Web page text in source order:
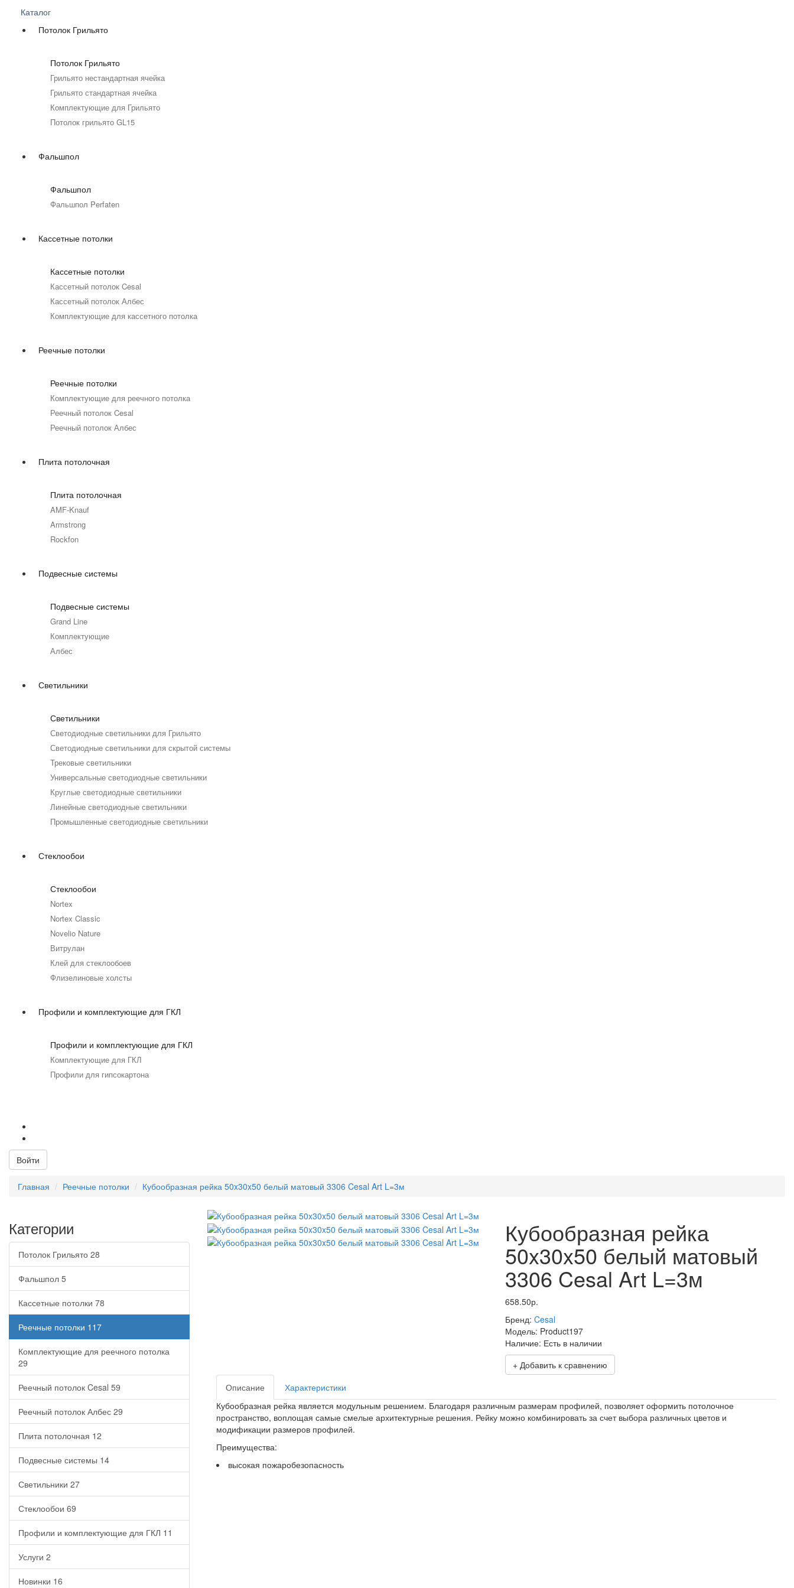
Каталог
Потолок Грильято
Потолок Грильято
Грильято нестандартная ячейка
Грильято стандартная ячейка
Комплектующие для Грильято
Потолок грильято GL15
Фальшпол
Фальшпол
Фальшпол Perfaten
Кассетные потолки
Кассетные потолки
Кассетный потолок Cesal
Кассетный потолок Албес
Комплектующие для кассетного потолка
Реечные потолки
Реечные потолки
Комплектующие для реечного потолка
Реечный потолок Cesal
Реечный потолок Албес
Плита потолочная
Плита потолочная
AMF-Knauf
Armstrong
Rockfon
Подвесные системы
Подвесные системы
Grand Line
Комплектующие
Албес
Светильники
Светильники
Светодиодные светильники для Грильято
Светодиодные светильники для скрытой системы
Трековые светильники
Универсальные светодиодные светильники
Круглые светодиодные светильники
Линейные светодиодные светильники
Промышленные светодиодные светильники
Стеклообои
Стеклообои
Nortex
Nortex Classic
Novelio Nature
Витрулан
Клей для стеклообоев
Флизелиновые холсты
Профили и комплектующие для ГКЛ
Профили и комплектующие для ГКЛ
Комплектующие для ГКЛ
Профили для гипсокартона
Войти
Главная Реечные потолки Кубообразная рейка 50x30x50 белый матовый 3306 Cesal Art L=3м
Категории
Потолок Грильято 28
Фальшпол 5
Кассетные потолки 78
Реечные потолки 117
Комплектующие для реечного потолка
29
Реечный потолок Cesal 59
Реечный потолок Албес 29
Плита потолочная 12
Подвесные системы 14
Светильники 27
Стеклообои 69
Профили и комплектующие для ГКЛ 11
Услуги 2
Новинки 16
Кубообразная рейка
50x30x50 белый матовый
3306 Cesal Art L=3м
658.50р.
Бренд: Cesal
Модель: Product197
Наличие: Есть в наличии
+ Добавить к сравнению
Описание
Характеристики
Кубообразная рейка является модульным решением. Благодаря различным размерам профилей, позволяет оформить потолочное
пространство, воплощая самые смелые архитектурные решения. Рейку можно комбинировать за счет выбора различных цветов и
модификации размеров профилей.
Преимущества:
высокая пожаробезопасность